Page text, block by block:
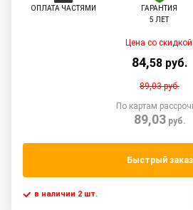
ОПЛАТА ЧАСТЯМИ
ГАРАНТИЯ
5 ЛЕТ
Цена со скидкой:
84,58 руб.
89,03руб.
По картам
89,03руб.
Быстрый заказ
в наличии 2 шт.